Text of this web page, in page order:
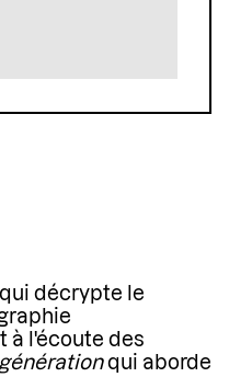
décrypte le
à l'écoute des
qui aborde